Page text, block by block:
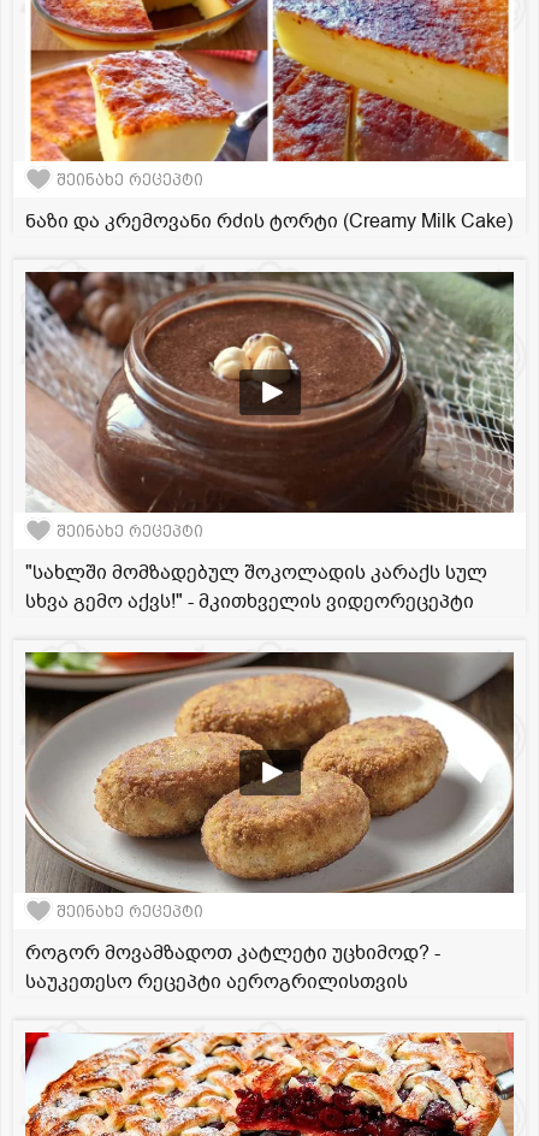
შეინახე რეცეპტი
ნაზი და კრემოვანი რძის ტორტი (Creamy Milk Cake)
შეინახე რეცეპტი
"სახლში მომზადებულ შოკოლადის კარაქს სულ
სხვა გემო აქვს!" - მკითხველის ვიდეორეცეპტი
შეინახე რეცეპტი
როგორ მოვამზადოთ კატლეტი უცხიმოდ? -
საუკეთესო რეცეპტი აეროგრილისთვის